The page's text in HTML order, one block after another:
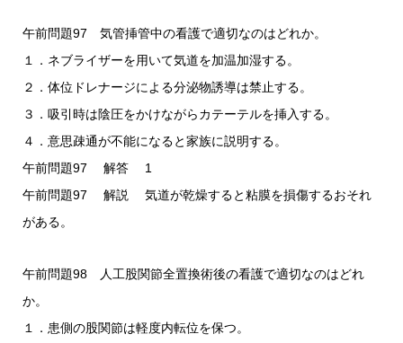
午前問題97 気管挿管中の看護で適切なのはどれか。
１．ネブライザーを用いて気道を加温加湿する。
２．体位ドレナージによる分泌物誘導は禁止する。
３．吸引時は陰圧をかけながらカテーテルを挿入する。
４．意思疎通が不能になると家族に説明する。
午前問題97 解答 1
午前問題97 解説 気道が乾燥すると粘膜を損傷するおそれ
がある。
午前問題98 人工股関節全置換術後の看護で適切なのはどれ
か。
１．患側の股関節は軽度内転位を保つ。